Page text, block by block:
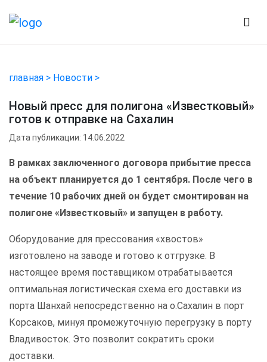
главная > Новости >
Новый пресс для полигона «Известковый»
готов к отправке на Сахалин
Дата публикации: 14.06.2022
В рамках заключенного договора прибытие пресса
на объект планируется до 1 сентября. После чего в
течение 10 рабочих дней он будет смонтирован на
полигоне «Известковый» и запущен в работу.
Оборудование для прессования «хвостов»
изготовлено на заводе и готово к отгрузке. В
настоящее время поставщиком отрабатывается
оптимальная логистическая схема его доставки из
порта Шанхай непосредственно на о.Сахалин в порт
Корсаков, минуя промежуточную перегрузку в порту
Владивосток. Это позволит сократить сроки
доставки.